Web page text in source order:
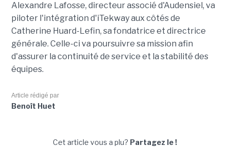
Alexandre Lafosse, directeur associé d'Audensiel, va
piloter l'intégration d'iTekway aux côtés de
Catherine Huard-Lefin, sa fondatrice et directrice
générale. Celle-ci va poursuivre sa mission afin
d'assurer la continuité de service et la stabilité des
équipes.
Article rédigé par
Benoît Huet
Cet article vous a plu? Partagez le !